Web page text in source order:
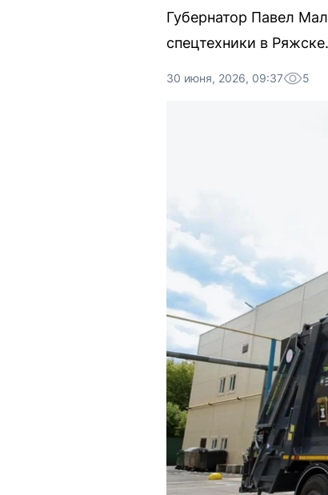
Губернатор Павел
спецтехники в Ряжске.
30 июня, 2026, 09:37 5